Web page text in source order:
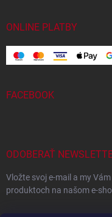
ONLINE PLATBY
FACEBOOK
ODOBERAŤ
Vložte svoj e-mail a my
produktoch na našom e-